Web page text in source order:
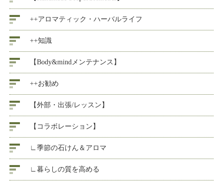
++アロマティック・ハーバルライフ
++知識
【Body&mindメンテナンス】
++お勧め
【外部・出張/レッスン】
【コラボレーション】
∟季節の石けん＆アロマ
∟暮らしの質を高める